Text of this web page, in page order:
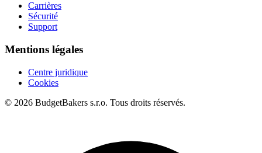
Carrières
Sécurité
Support
Mentions légales
Centre juridique
Cookies
© 2026 BudgetBakers s.r.o. Tous droits réservés.